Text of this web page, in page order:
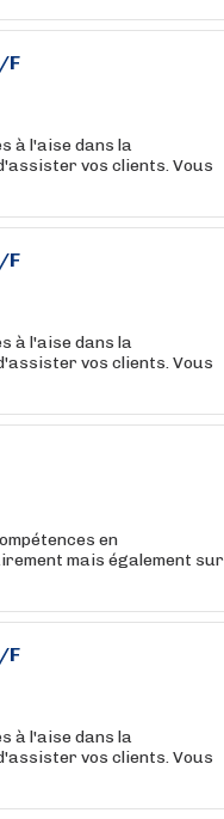
F
à l'aise dans la
vos clients. Vous
F
à l'aise dans la
vos clients. Vous
en
mais également sur
F
à l'aise dans la
vos clients. Vous